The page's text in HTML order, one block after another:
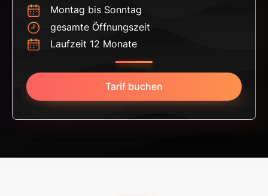
Montag bis Sonntag
gesamte Öffnungszeit
Laufzeit 12 Monate
Tarif buchen